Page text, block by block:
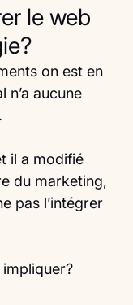
le web
on est en
aucune
il a modifié
du marketing,
pas l’intégrer
impliquer?